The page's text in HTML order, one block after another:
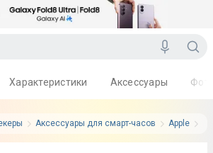
Аксессуары для смарт-часов Apple
Характеристики Аксессуары